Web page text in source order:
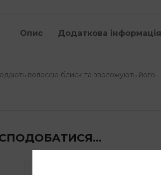
Опис Додаткова інформація
волоссю блиск та зволожують його.